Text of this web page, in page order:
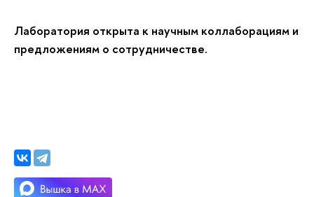
Лаборатория открыта к научным коллаборациям и
предложениям о сотрудничестве.